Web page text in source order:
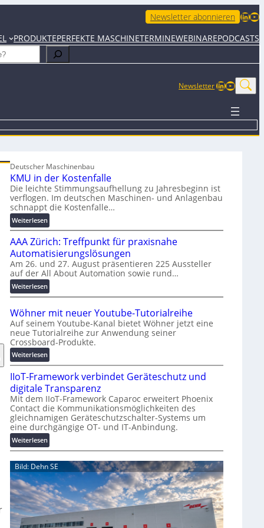
Newsletter abonnieren LinkedIn YouTube
PRODUKTEPERFEKTE MASCHINETERMINEWEBINAREPODCASTS
NewsletterLinkedIn
Deutscher Maschinenbau
KMU in der Kostenfalle
Die leichte Stimmungsaufhellung zu Jahresbeginn ist
verflogen. Im deutschen Maschinen- und Anlagenbau
schnappt die Kostenfalle…
Weiterlesen:
K
M
U
i
n
d
e
K
o
s
t
e
n
f
a
l
e
AAA Zürich: Treffpunkt für praxisnahe
Automatisierungslösungen
Am 26. und 27. August präsentieren 225 Aussteller
auf der All About Automation sowie rund…
Weiterlesen:
A
A
Z
ü
r
i
h
:
T
r
e
f
f
u
n
k
t
f
ü
Wöhner mit neuer Youtube-Tutorialreihe
Auf seinem Youtube-Kanal bietet Wöhner jetzt eine
neue Tutorialreihe zur Anwendung seiner
Crossboard-Produkte.
Weiterlesen:
W
ö
h
n
e
r
m
i
t
n
e
u
e
r
Y
o
IIoT-Framework verbindet Geräteschutz und
digitale Transparenz
Mit dem IIoT-Framework Caparoc erweitert Phoenix
Contact die Kommunikationsmöglichkeiten des
gleichnamigen Geräteschutzschalter-Systems um
eine durchgängige OT- und IT-Anbindung.
Weiterlesen:
I
I
o
T
-
F
r
a
Bild: Dehn SE